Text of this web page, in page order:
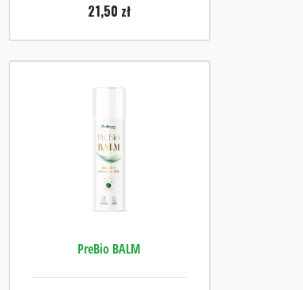
21,50 zł
PreBio BALM